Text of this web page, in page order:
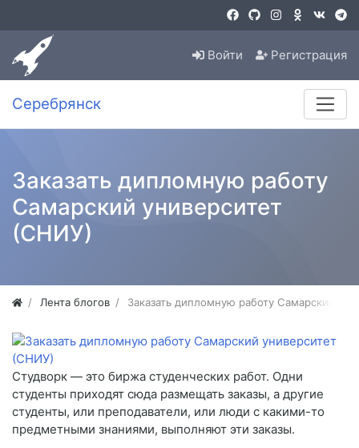
Войти Регистрация
Серебрянск
Заказать дипломную работу
Самарский университет
(СНИУ)
Лента блогов Заказать дипломную работу Самарский
Студворк — это биржа студенческих работ. Одни
студенты приходят сюда размещать заказы, а другие
студенты, или преподаватели, или люди с какими-то
предметными знаниями, выполняют эти заказы.